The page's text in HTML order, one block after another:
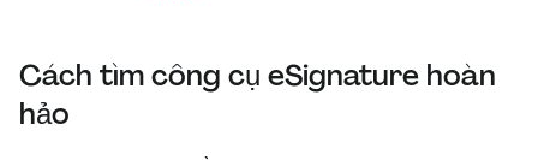
Cách tìm công cụ eSignature hoàn
hảo